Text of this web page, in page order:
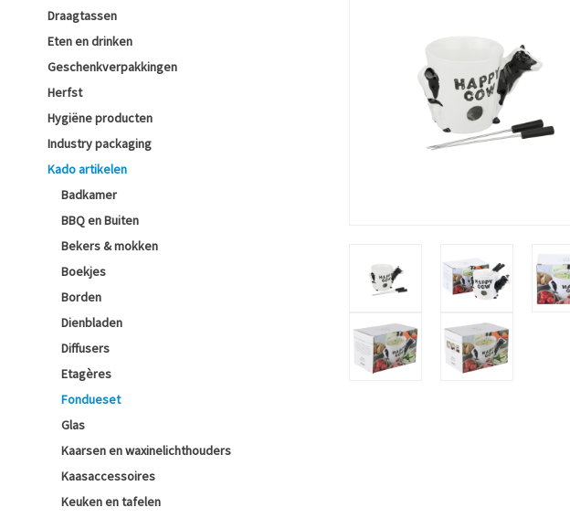
Draagtassen
Eten en drinken
Geschenkverpakkingen
Herfst
Hygiëne producten
Industry packaging
Kado artikelen
Badkamer
BBQ en Buiten
Bekers & mokken
Boekjes
Borden
Dienbladen
Diffusers
Etagères
Fondueset
Glas
Kaarsen en waxinelichthouders
Kaasaccessoires
Keuken en tafelen